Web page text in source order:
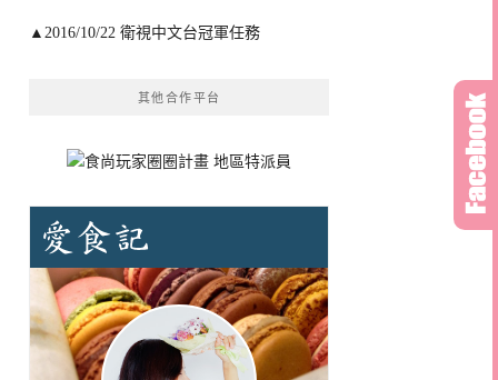
▲2016/10/22 衛視中文台冠軍任務
其他合作平台